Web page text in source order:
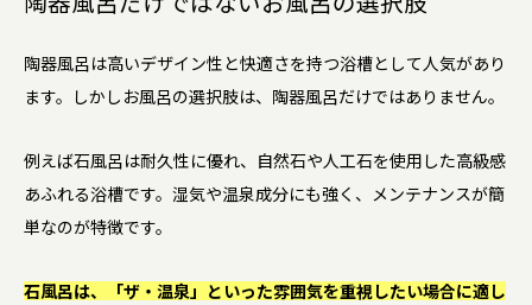
陶器風呂は高いデザイン性と快適さを持つ浴槽として人気があり
ます。しかしお風呂の選択肢は、陶器風呂だけではありません。
例えば石風呂は耐久性に優れ、自然石や人工石を使用した高級感
あふれる浴槽です。湿気や温泉成分にも強く、メンテナンスが簡
単なのが特徴です。
石風呂は、「ザ・温泉」といった雰囲気を重視したい場合に適し